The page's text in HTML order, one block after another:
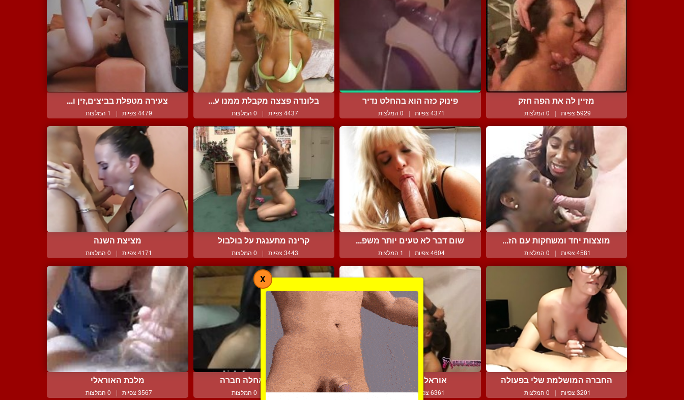
מזיין לה את הפה חזק
5929 צפיות | 0 המלצות
פינוק כזה הוא בהחלט נדיר
4371 צפיות | 0 המלצות
בלונדה פצצה מקבלת ממנו ע...
4437 צפיות | 0 המלצות
צעירה מטפלת בביצים,זין ו...
4479 צפיות | 1 המלצות
מוצצות יחד ומשחקות עם הז...
4581 צפיות | 0 המלצות
שום דבר לא טעים יותר משפ...
4604 צפיות | 1 המלצות
קרינה מתענגת על בולבול
3443 צפיות | 0 המלצות
מציצת השנה
4171 צפיות | 0 המלצות
החברה המושלמת שלי בפעולה
3201 צפיות | 0 המלצות
אוראלי עמוק מדהים
6361 צפיות | 0 המלצות
הוא תפס לו אחלה חברה
3692 צפיות | 0 המלצות
מלכת האוראלי
3567 צפיות | 0 המלצות
X